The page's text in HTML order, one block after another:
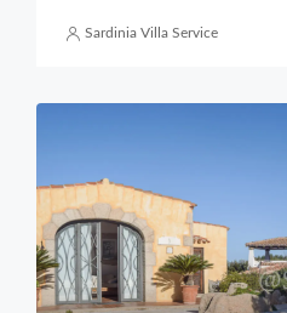
Sardinia Villa Service